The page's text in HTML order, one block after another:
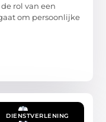
rol van een
om persoonlijke
DIENSTVERLENING